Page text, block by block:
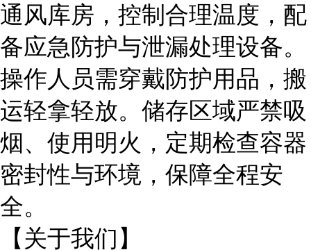
通风库房，控制合理温度，配
备应急防护与泄漏处理设备。
操作人员需穿戴防护用品，搬
运轻拿轻放。储存区域严禁吸
烟、使用明火，定期检查容器
密封性与环境，保障全程安
全。
【关于我们】